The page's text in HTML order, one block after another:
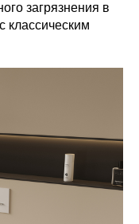
загрязнения в
классическим